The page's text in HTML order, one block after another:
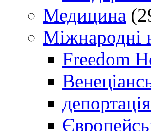
Медицина
Міжнародні
Freedom